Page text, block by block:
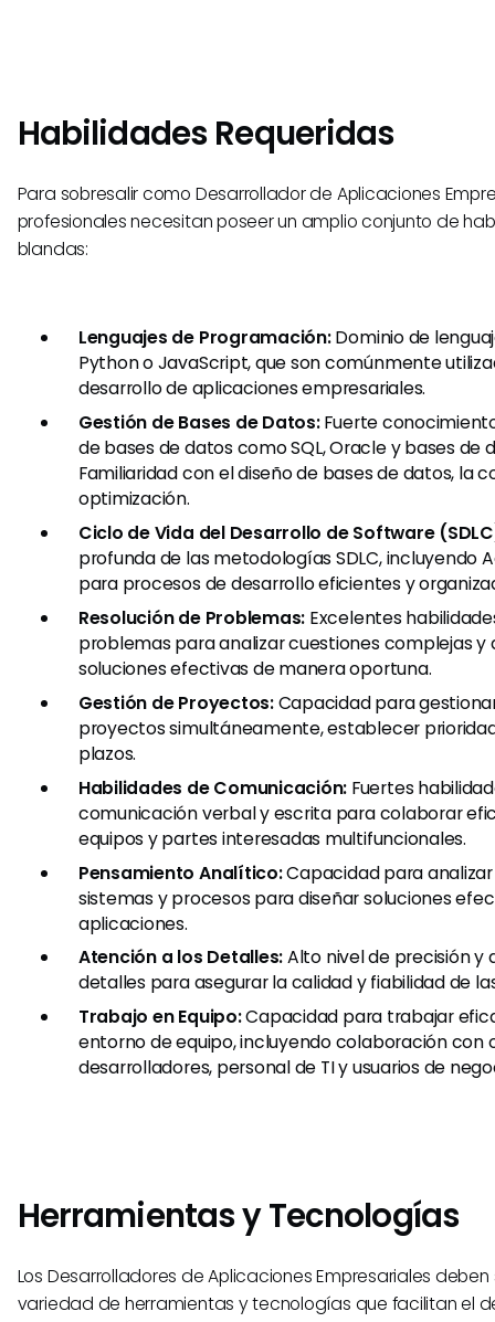
Habilidades Requeridas
Para sobresalir como Desarrollador de Aplicaciones
profesionales necesitan poseer un amplio conjunto de
blandas:
Lenguajes de Programación:Dominio de
Python o JavaScript, que son comúnmente
desarrollo de aplicaciones empresariales.
Gestión de Bases de Datos:Fuerte
de bases de datos como SQL, Oracle y bases de
Familiaridad con el diseño de bases de datos, la
optimización.
Ciclo de Vida del Desarrollo de Software
profunda de las metodologías SDLC, incluyendo
para procesos de desarrollo eficientes y
Resolución de Problemas: Excelentes
problemas para analizar cuestiones complejas y
soluciones efectivas de manera oportuna.
Gestión de Proyectos:Capacidad para
proyectos simultáneamente, establecer
plazos.
Habilidades de Comunicación: Fuertes
comunicación verbal y escrita para colaborar
equipos y partes interesadas multifuncionales.
Pensamiento Analítico:Capacidad para analizar
sistemas y procesos para diseñar soluciones
aplicaciones.
Atención a los Detalles:Alto nivel de precisión y
detalles para asegurar la calidad y fiabilidad de
Trabajo en Equipo:Capacidad para trabajar
entorno de equipo, incluyendo colaboración con
desarrolladores, personal de TI y usuarios de
Herramientas y Tecnologías
Los Desarrolladores de Aplicaciones Empresariales deben
variedad de herramientas y tecnologías que facilitan el